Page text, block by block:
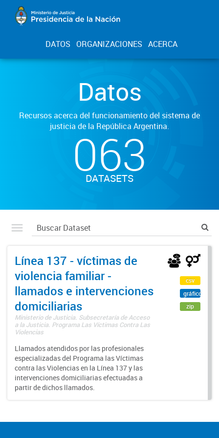
DATOS ORGANIZACIONES ACERCA
Datos
Recursos acerca del funcionamiento del sistema de
justicia de la República Argentina.
063
DATASETS
Línea 137 - víctimas de
violencia familiar -
llamados e intervenciones
domiciliarias
Ministerio de Justicia. Subsecretaría de Acceso
a la Justicia. Programa Las Víctimas Contra Las
Violencias
Llamados atendidos por las profesionales
especializadas del Programa las Víctimas
contra las Violencias en la Línea 137 y las
intervenciones domiciliarias efectuadas a
partir de dichos llamados.
csv
gráfico
zip